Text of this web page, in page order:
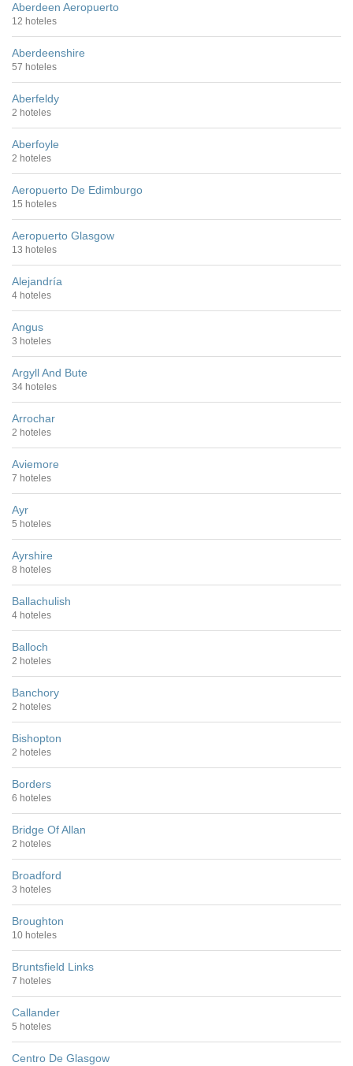
Aberdeen Aeropuerto
12 hoteles
Aberdeenshire
57 hoteles
Aberfeldy
2 hoteles
Aberfoyle
2 hoteles
Aeropuerto De Edimburgo
15 hoteles
Aeropuerto Glasgow
13 hoteles
Alejandría
4 hoteles
Angus
3 hoteles
Argyll And Bute
34 hoteles
Arrochar
2 hoteles
Aviemore
7 hoteles
Ayr
5 hoteles
Ayrshire
8 hoteles
Ballachulish
4 hoteles
Balloch
2 hoteles
Banchory
2 hoteles
Bishopton
2 hoteles
Borders
6 hoteles
Bridge Of Allan
2 hoteles
Broadford
3 hoteles
Broughton
10 hoteles
Bruntsfield Links
7 hoteles
Callander
5 hoteles
Centro De Glasgow